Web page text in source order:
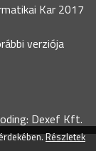
Kar 2017
verziója
Dexef Kft.
Részletek